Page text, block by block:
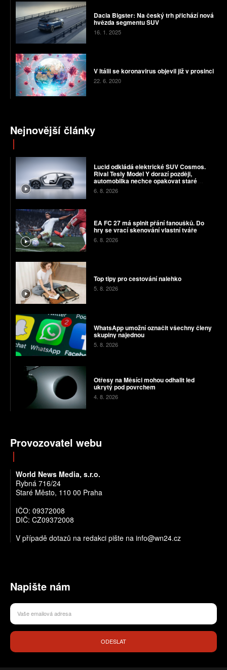
Dacia Bigster: Na český trh přichází nová
hvězda segmentu SUV
16. 1. 2025
V Itálii se koronavirus objevil již v prosinci
22. 6. 2020
Nejnovější články
Lucid odkládá elektrické SUV Cosmos.
Rival Tesly Model Y dorazí později,
automobilka nechce opakovat staré
chyby
6. 8. 2026
EA FC 27 má splnit přání fanoušků. Do
hry se vrací skenování vlastní tváře
6. 8. 2026
Top tipy pro cestování nalehko
5. 8. 2026
WhatsApp umožní označit všechny členy
skupiny najednou
5. 8. 2026
Otřesy na Měsíci mohou odhalit led
ukrytý pod povrchem
4. 8. 2026
Provozovatel webu
World News Media, s.r.o.
Rybná 716/24
Staré Město, 110 00 Praha
IČO: 09372008
DIČ: CZ09372008
V případě dotazů na redakci pište na info@wn24.cz
Napište nám
ODESLAT